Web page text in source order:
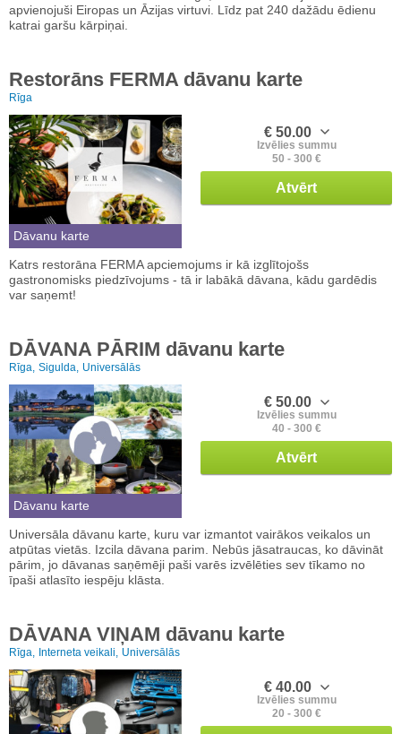
apvienojuši Eiropas un Āzijas virtuvi. Līdz pat 240 dažādu ēdienu
katrai garšu kārpiņai.
Restorāns FERMA dāvanu karte
Rīga
Dāvanu karte
€ 50.00
Izvēlies summu
50 - 300 €
Atvērt
Katrs restorāna FERMA apciemojums ir kā izglītojošs
gastronomisks piedzīvojums - tā ir labākā dāvana, kādu gardēdis
var saņemt!
DĀVANA PĀRIM dāvanu karte
Rīga, Sigulda, Universālās
Dāvanu karte
€ 50.00
Izvēlies summu
40 - 300 €
Atvērt
Universāla dāvanu karte, kuru var izmantot vairākos veikalos un
atpūtas vietās. Izcila dāvana parim. Nebūs jāsatraucas, ko dāvināt
pārim, jo dāvanas saņēmēji paši varēs izvēlēties sev tīkamo no
īpaši atlasīto iespēju klāsta.
DĀVANA VIŅAM dāvanu karte
Rīga, Interneta veikali, Universālās
€ 40.00
Izvēlies summu
20 - 300 €